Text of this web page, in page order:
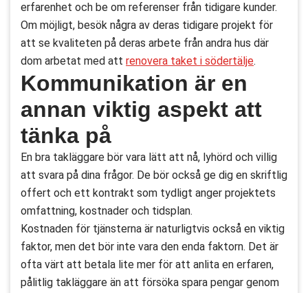
erfarenhet och be om referenser från tidigare kunder.
Om möjligt, besök några av deras tidigare projekt för
att se kvaliteten på deras arbete från andra hus där
dom arbetat med att renovera taket i södertälje.
Kommunikation är en
annan viktig aspekt att
tänka på
En bra takläggare bör vara lätt att nå, lyhörd och villig
att svara på dina frågor. De bör också ge dig en skriftlig
offert och ett kontrakt som tydligt anger projektets
omfattning, kostnader och tidsplan.
Kostnaden för tjänsterna är naturligtvis också en viktig
faktor, men det bör inte vara den enda faktorn. Det är
ofta värt att betala lite mer för att anlita en erfaren,
pålitlig takläggare än att försöka spara pengar genom